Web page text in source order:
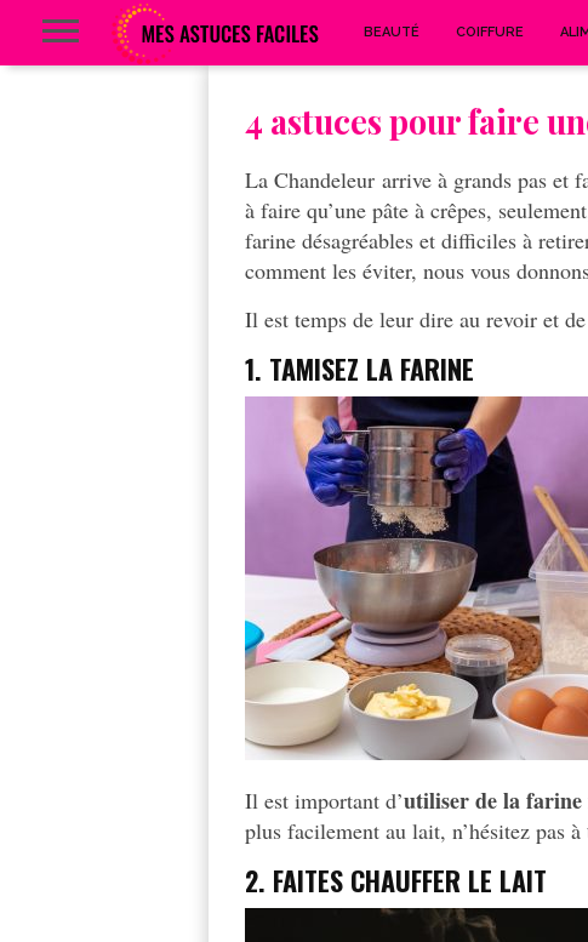
BEAUTÉ COIFFURE
4 astuces pour faire
La Chandeleur arrive à grands pas et
à faire qu’une pâte à crêpes,
farine désagréables et difficiles à
comment les éviter, nous vous
Il est temps de leur dire au revoir et
1. TAMISEZ LA FARINE
Il est important d’utiliser de la
plus facilement au lait, n’hésitez pas à
2. FAITES CHAUFFER LE LAIT